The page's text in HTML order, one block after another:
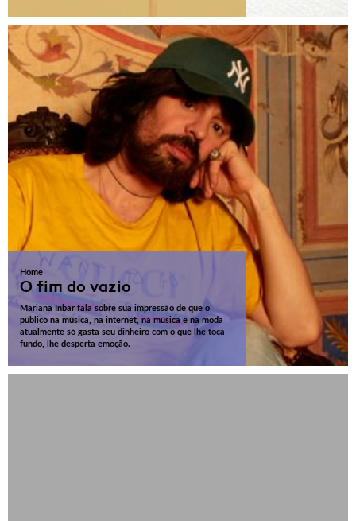
Home
O fim do vazio
Mariana Inbar fala sobre sua impressão de que o
público na música, na internet, na música e na moda
atualmente só gasta seu dinheiro com o que lhe toca
fundo, lhe desperta emoção.